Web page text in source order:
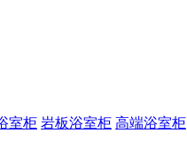
室柜 岩板浴室柜 高端浴室柜